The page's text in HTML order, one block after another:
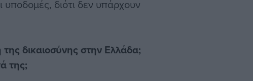
διότι δεν υπάρχουν
της δικαιοσύνης στην Ελλάδα;
της;